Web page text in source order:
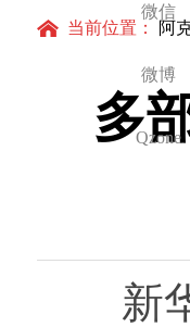
微信
微博
Qzone
当前位置： 阿
多
新华